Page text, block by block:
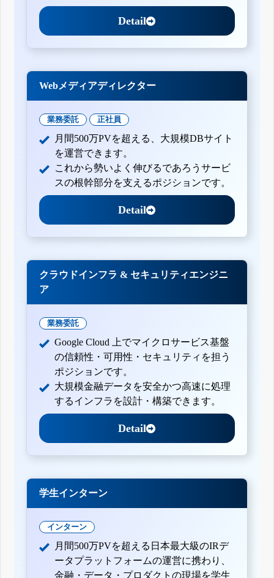
Detail
Webメディアディレクター
業務委託 正社員
月間500万PVを超える、大規模DBサイト
を運営できます。
これから勢いよく伸びるであろうサービ
スの根幹部分を支えるポジションです。
Detail
クラウドインフラ & セキュリティエンジニ
ア
業務委託
Google Cloud 上でマイクロサービス基盤
の信頼性・可用性・セキュリティを担う
ポジションです。
大規模金融データを安全かつ高速に処理
するインフラを設計・構築できます。
Detail
学生インターン
インターン
月間500万PVを超える日本最大級のIRデ
ータプラットフォームの運営に携わり、
金融・データ・プロダクトの現場を学生